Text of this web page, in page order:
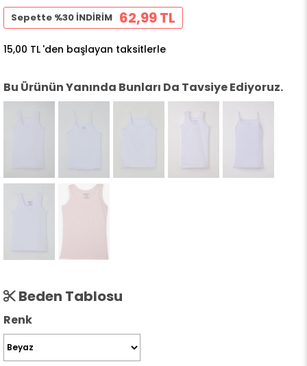
Sepette %30 İNDİRİM 62,99 TL
15,00 TL 'den başlayan taksitlerle
Bu Ürünün Yanında Bunları Da Tavsiye Ediyoruz.
Beden Tablosu
Renk